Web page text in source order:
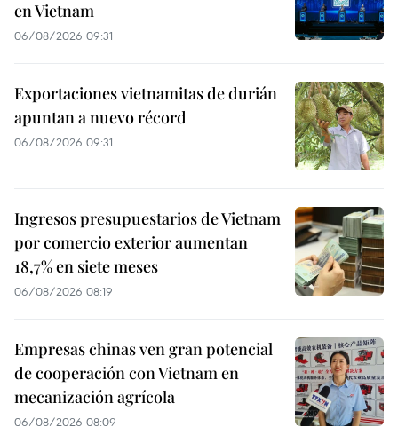
en Vietnam
06/08/2026 09:31
Exportaciones vietnamitas de durián
apuntan a nuevo récord
06/08/2026 09:31
Ingresos presupuestarios de Vietnam
por comercio exterior aumentan
18,7% en siete meses
06/08/2026 08:19
Empresas chinas ven gran potencial
de cooperación con Vietnam en
mecanización agrícola
06/08/2026 08:09